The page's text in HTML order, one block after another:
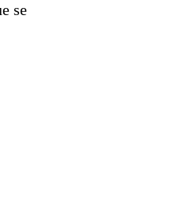
se